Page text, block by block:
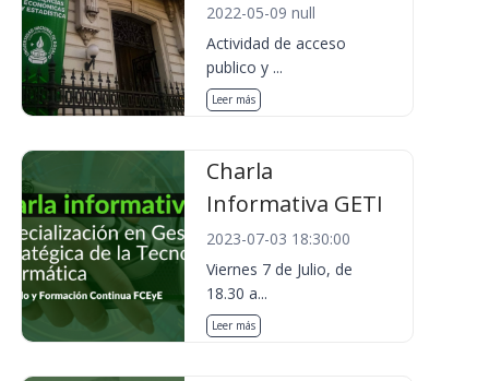
2022-05-09 null
Actividad de acceso
publico y ...
Leer más
Charla
Informativa GETI
2023-07-03 18:30:00
Viernes 7 de Julio, de
18.30 a...
Leer más